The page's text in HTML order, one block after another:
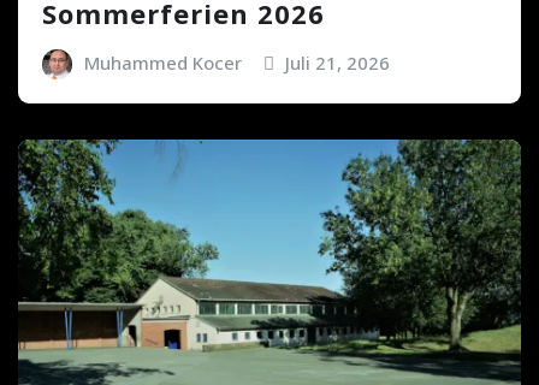
Sommerferien 2026
Muhammed Kocer Juli 21, 2026